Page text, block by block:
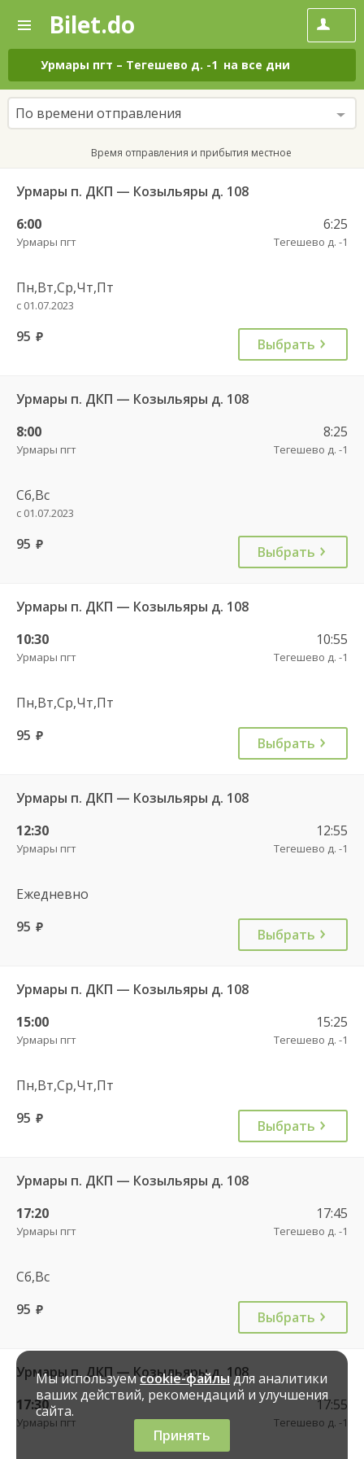
—
Поиск
и
покупка
билетов
на
автобус
онлайн
Bilet.do
Урмары пгт – Тегешево д. -1 на все дни
По времени отправления
Время отправления и прибытия местное
Урмары п. ДКП — Козыльяры д. 108
6:00
Урмары пгт
6:25
Тегешево д. -1
Пн,Вт,Ср,Чт,Пт
с 01.07.2023
95 руб. Выбрать
Урмары п. ДКП — Козыльяры д. 108
8:00
Урмары пгт
8:25
Тегешево д. -1
Сб,Вс
с 01.07.2023
95 руб. Выбрать
Урмары п. ДКП — Козыльяры д. 108
10:30
Урмары пгт
10:55
Тегешево д. -1
Пн,Вт,Ср,Чт,Пт
95 руб. Выбрать
Урмары п. ДКП — Козыльяры д. 108
12:30
Урмары пгт
12:55
Тегешево д. -1
Ежедневно
95 руб. Выбрать
Урмары п. ДКП — Козыльяры д. 108
15:00
Урмары пгт
15:25
Тегешево д. -1
Пн,Вт,Ср,Чт,Пт
95 руб. Выбрать
Урмары п. ДКП — Козыльяры д. 108
17:20
Урмары пгт
17:45
Тегешево д. -1
Сб,Вс
95 руб. Выбрать
Урмары п. ДКП — Козыльяры д. 108
17:30
Урмары пгт
17:55
Тегешево д. -1
Мы используемcookie-файлыдля аналитики
ваших действий, рекомендаций и улучшения
сайта.
Принять